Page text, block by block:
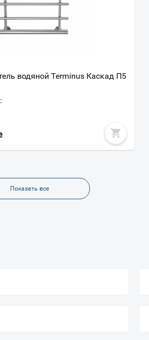
водяной Terminus Каскад П5
Показать все